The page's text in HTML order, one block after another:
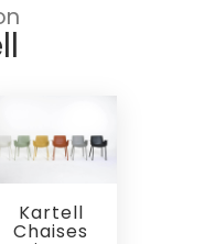
Kartell
Chaises